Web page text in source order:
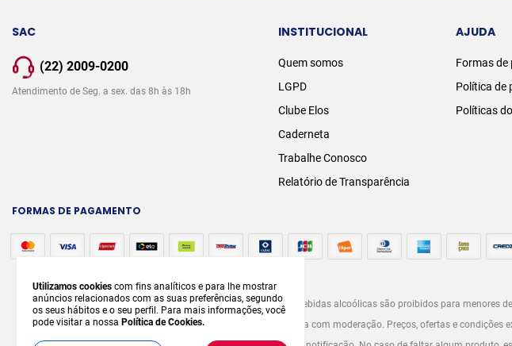
SAC
(22) 2009-0200
Atendimento de Seg. a sex. das 8h às 18h
INSTITUCIONAL
Quem somos
LGPD
Clube Elos
Caderneta
Trabalhe Conosco
Relatório de Transparência
AJUDA
Formas
Política de
Políticas
FORMAS DE PAGAMENTO
A venda e o consumo de bebidas alcoólicas são proibidos para menores
graves males à saúde. Beba com moderação. Preços, ofertas e
Utilizamos cookies com fins analíticos e para lhe mostrar
anúncios relacionados com as suas preferências, segundo
os seus hábitos e o seu perfil. Para mais informações, você
pode visitar a nossa Política de Cookies.